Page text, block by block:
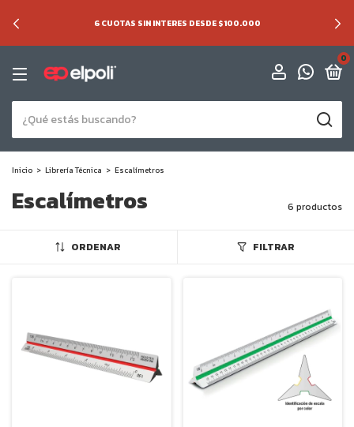
6 CUOTAS SIN INTERES DESDE $100.000
0
Inicio > Librería Técnica > Escalímetros
Escalímetros 6 productos
ORDENAR FILTRAR